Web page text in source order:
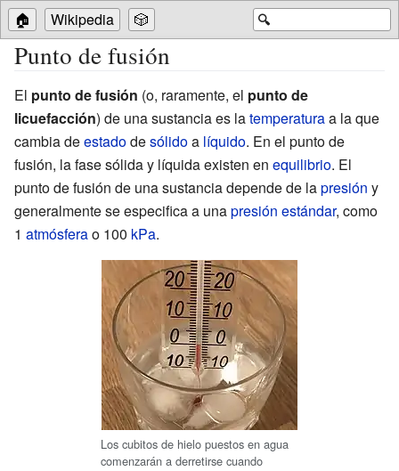
🔍
🏠 Wikipedia 🎲
Punto de fusión
El punto de fusión (o, raramente, el punto de
licuefacción) de una sustancia es latemperaturaa la que
cambia deestadodesólidoa líquido. En el punto de
fusión, la fase sólida y líquida existen en equilibrio. El
punto de fusión de una sustancia depende de lapresión y
generalmente se especifica a unapresión estándar, como
1 atmósferao 100 kPa.
Los cubitos de hielo puestos en agua
comenzarán a derretirse cuando